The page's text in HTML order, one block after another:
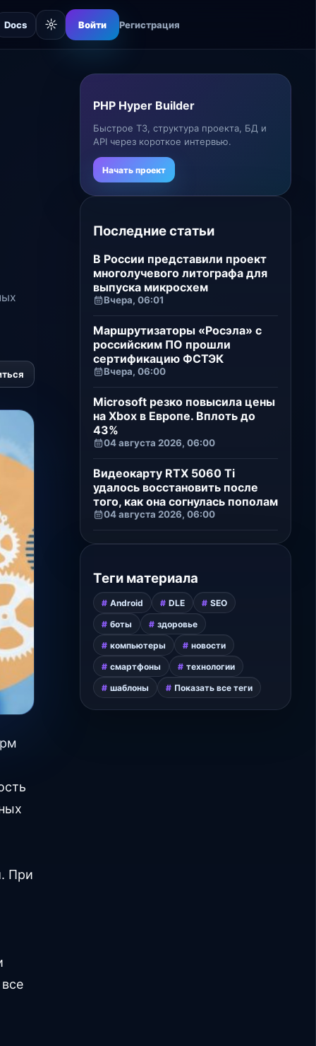
Docs ☼ Войти Регистрация
При
PHP Hyper Builder
Быстрое ТЗ, структура проекта, БД и
API через короткое интервью.
Начать проект
Последние статьи
В России представили проект
многолучевого литографа для
выпуска микросхем
Вчера, 06:01
Маршрутизаторы «Росэла» с
российским ПО прошли
сертификацию ФСТЭК
Вчера, 06:00
Microsoft резко повысила цены
на Xbox в Европе. Вплоть до
43%
04 августа 2026, 06:00
Видеокарту RTX 5060 Ti
удалось восстановить после
того, как она согнулась пополам
04 августа 2026, 06:00
Теги материала
Android DLE
SEO
боты
здоровье
компьютеры
новости
смартфоны
технологии
шаблоны
Показать все теги